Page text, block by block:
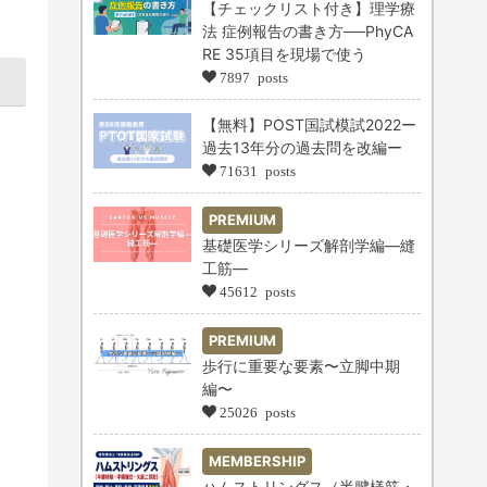
【チェックリスト付き】理学療
法 症例報告の書き方──PhyCA
RE 35項目を現場で使う
7897 posts
【無料】POST国試模試2022ー
過去13年分の過去問を改編ー
71631 posts
PREMIUM
基礎医学シリーズ解剖学編―縫
工筋―
45612 posts
PREMIUM
歩行に重要な要素〜立脚中期
編〜
25026 posts
MEMBERSHIP